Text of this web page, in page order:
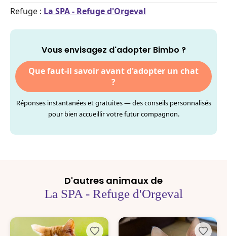
Refuge : La SPA - Refuge d'Orgeval
Vous envisagez d'adopter Bimbo ?
Que faut-il savoir avant d'adopter un chat
?
Réponses instantanées et gratuites — des conseils personnalisés
pour bien accueillir votre futur compagnon.
D'autres animaux de
La SPA - Refuge d'Orgeval